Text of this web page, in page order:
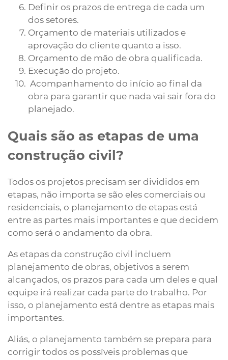
Definir os prazos de entrega de cada um
dos setores.
Orçamento de materiais utilizados e
aprovação do cliente quanto a isso.
Orçamento de mão de obra qualificada.
Execução do projeto.
Acompanhamento do início ao final da
obra para garantir que nada vai sair fora do
planejado.
Quais são as etapas de uma
construção civil?
Todos os projetos precisam ser divididos em
etapas, não importa se são eles comerciais ou
residenciais, o planejamento de etapas está
entre as partes mais importantes e que decidem
como será o andamento da obra.
As etapas da construção civil incluem
planejamento de obras, objetivos a serem
alcançados, os prazos para cada um deles e qual
equipe irá realizar cada parte do trabalho. Por
isso, o planejamento está dentre as etapas mais
importantes.
Aliás, o planejamento também se prepara para
corrigir todos os possíveis problemas que